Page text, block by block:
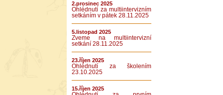
2.prosinec 2025
Ohlédnutí za multiintervizním
setkáním v pátek 28.11.2025
5.listopad 2025
Zveme na multiintervizní
setkání 28.11.2025
23.říjen 2025
Ohlédnutí za školením
23.10.2025
15.říjen 2025